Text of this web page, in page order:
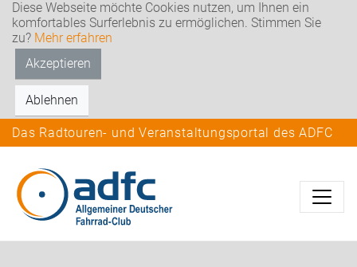
Diese Webseite möchte Cookies nutzen, um Ihnen ein
komfortables Surferlebnis zu ermöglichen. Stimmen Sie
zu? Mehr erfahren
Akzeptieren
Ablehnen
Das Radtouren- und Veranstaltungsportal des ADFC